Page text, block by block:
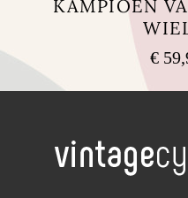
KAMPIOEN
€